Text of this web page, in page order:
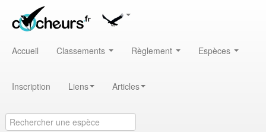
Accueil Classements Règlement Espèces
Inscription Liens Articles